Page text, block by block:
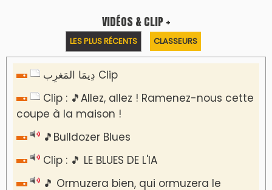
l’équité territoriale
​Lancement de la plateforme “Observatoire
des projets” du Ministère de l’Équipement et